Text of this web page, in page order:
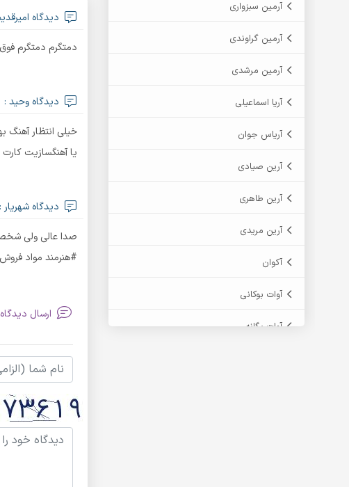
آرمین سبزواری
آرمین گراوندی
آرمین مرشدی
آریا اسماعیلی
آریاس جوان
آرین صیادی
آرین طاهری
آرین مریدی
آکوان
آوات بوکانی
آوات یگانه
دیدگاه
دمتگرم دمتگرم
دیدگاه وحید :
خیلی انتظار آهنگ
یا آهنگسازیت
دیدگاه شهریار :
صدا عالی ولی
#هنرمند مواد فروش
ارسال دیدگاه